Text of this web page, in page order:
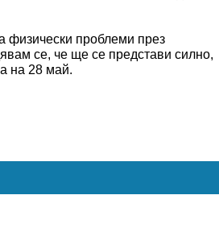
физически проблеми през
се, че ще се представи силно,
на 28 май.